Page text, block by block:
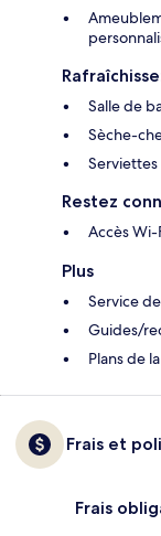
Salle de
Sèche-
Serviettes
Restez
Accès
Plus
Service
Guides/
Plans de
Frais et
Frais